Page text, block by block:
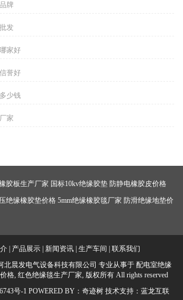
牌
发
家好
誉好
少钱
家
胶板生产厂家 国标10kv绝缘胶垫 防静电橡胶皮价格
绝缘橡胶垫价格 5mm绝缘橡胶毯厂家 防滑绝缘地垫价
产品展示 新闻资讯 生产车间
联系我们
北晨发电气设备科技有限公司 专业从事于 配电室绝缘
格, 红色绝缘毯生产厂家, 版权所有 All rights reserved
号-1 POWERED BY： 奇迹树技术支持： 蓝龙互联